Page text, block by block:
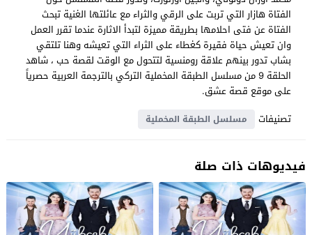
الفتاة هازار التي تربت على الرقي والثراء مع عائلتها الغنية تبحث
الفتاة عن فتى احلامها بطريقة مميزة لتبدأ الاثارة عندما تقرر العمل
وان تعيش حياة فقيرة كغطاء على الثراء التي تعيشه وهنا تلتقي
بشاب تدور بينهم علاقة رومنسية لتتحول مع الوقت لقصة حب ، شاهد
الحلقة 9 من مسلسل الطبقة المخملية التركي بالترجمة العربية حصرياً
على موقع قصة عشق.
تصنيفات
مسلسل الطبقة المخملية
فيديوهات ذات صلة